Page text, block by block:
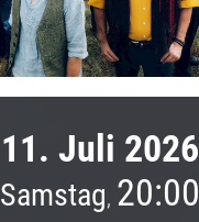
11. Juli 2026
Samstag, 20:00